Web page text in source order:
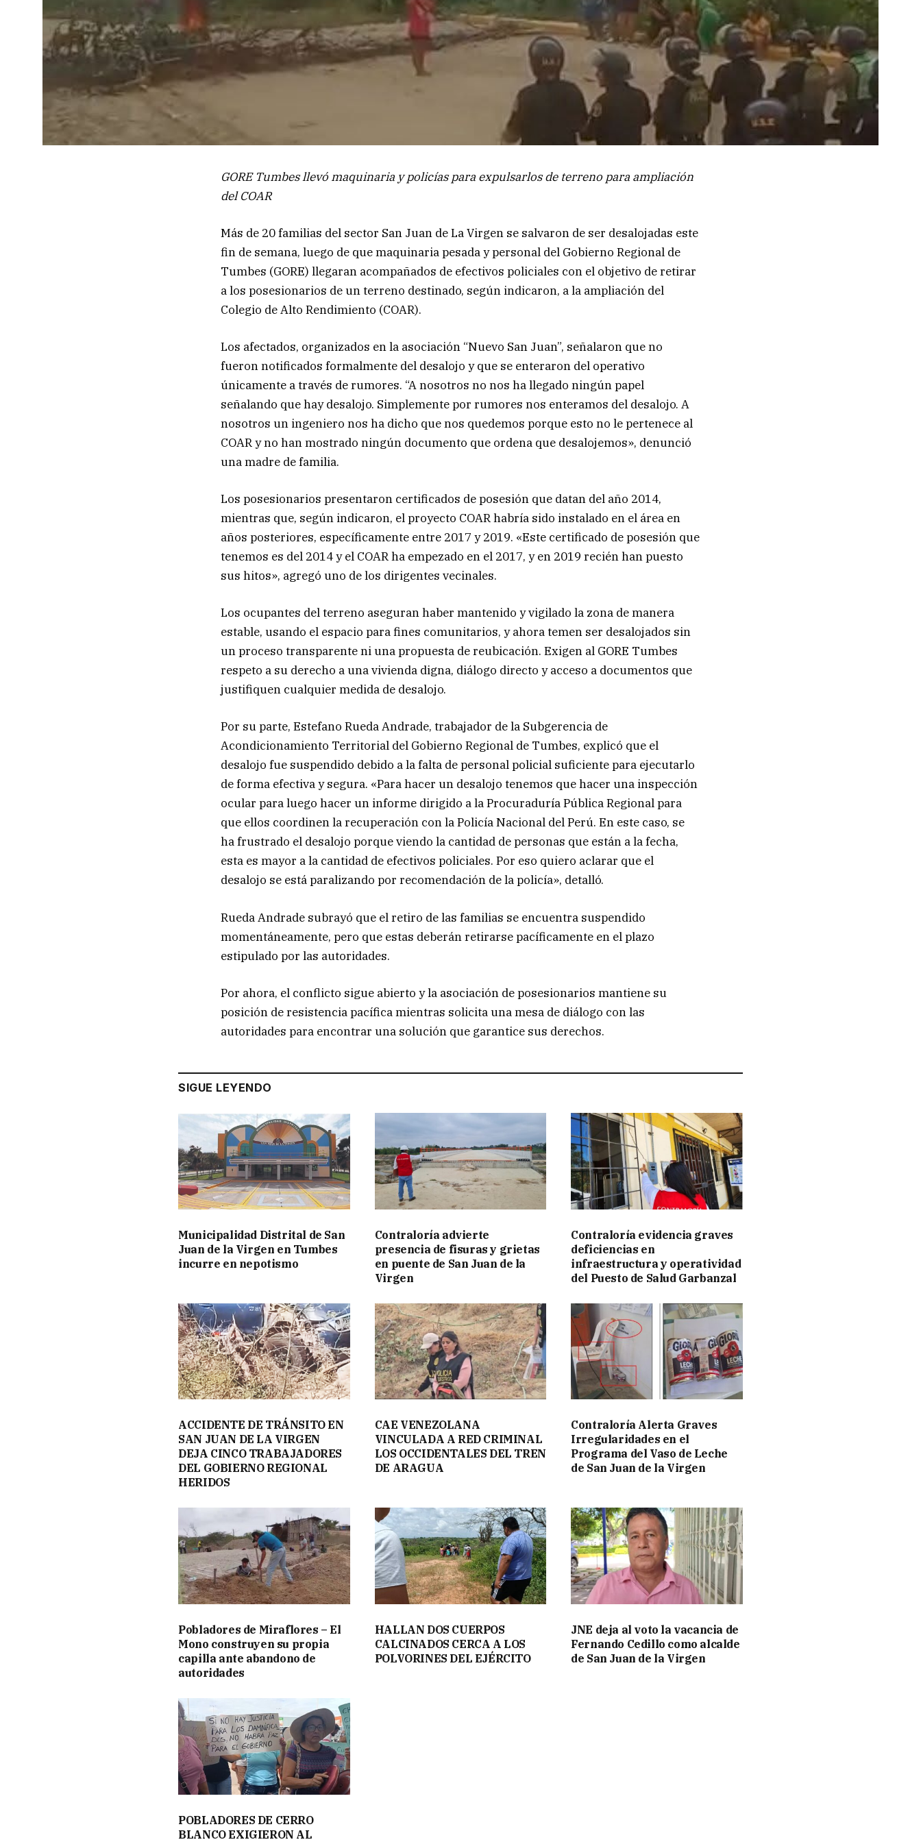
GORE Tumbes llevó maquinaria y policías para expulsarlos de terreno para ampliación
del COAR
Más de 20 familias del sector San Juan de La Virgen se salvaron de ser desalojadas este
fin de semana, luego de que maquinaria pesada y personal del Gobierno Regional de
Tumbes (GORE) llegaran acompañados de efectivos policiales con el objetivo de retirar
a los posesionarios de un terreno destinado, según indicaron, a la ampliación del
Colegio de Alto Rendimiento (COAR).
Los afectados, organizados en la asociación “Nuevo San Juan”, señalaron que no
fueron notificados formalmente del desalojo y que se enteraron del operativo
únicamente a través de rumores. “A nosotros no nos ha llegado ningún papel
señalando que hay desalojo. Simplemente por rumores nos enteramos del desalojo. A
nosotros un ingeniero nos ha dicho que nos quedemos porque esto no le pertenece al
COAR y no han mostrado ningún documento que ordena que desalojemos», denunció
una madre de familia.
Los posesionarios presentaron certificados de posesión que datan del año 2014,
mientras que, según indicaron, el proyecto COAR habría sido instalado en el área en
años posteriores, específicamente entre 2017 y 2019. «Este certificado de posesión que
tenemos es del 2014 y el COAR ha empezado en el 2017, y en 2019 recién han puesto
sus hitos», agregó uno de los dirigentes vecinales.
Los ocupantes del terreno aseguran haber mantenido y vigilado la zona de manera
estable, usando el espacio para fines comunitarios, y ahora temen ser desalojados sin
un proceso transparente ni una propuesta de reubicación. Exigen al GORE Tumbes
respeto a su derecho a una vivienda digna, diálogo directo y acceso a documentos que
justifiquen cualquier medida de desalojo.
Por su parte, Estefano Rueda Andrade, trabajador de la Subgerencia de
Acondicionamiento Territorial del Gobierno Regional de Tumbes, explicó que el
desalojo fue suspendido debido a la falta de personal policial suficiente para ejecutarlo
de forma efectiva y segura. «Para hacer un desalojo tenemos que hacer una inspección
ocular para luego hacer un informe dirigido a la Procuraduría Pública Regional para
que ellos coordinen la recuperación con la Policía Nacional del Perú. En este caso, se
ha frustrado el desalojo porque viendo la cantidad de personas que están a la fecha,
esta es mayor a la cantidad de efectivos policiales. Por eso quiero aclarar que el
desalojo se está paralizando por recomendación de la policía», detalló.
Rueda Andrade subrayó que el retiro de las familias se encuentra suspendido
momentáneamente, pero que estas deberán retirarse pacíficamente en el plazo
estipulado por las autoridades.
Por ahora, el conflicto sigue abierto y la asociación de posesionarios mantiene su
posición de resistencia pacífica mientras solicita una mesa de diálogo con las
autoridades para encontrar una solución que garantice sus derechos.
SIGUE LEYENDO
Municipalidad Distrital de San
Juan de la Virgen en Tumbes
incurre en nepotismo
Contraloría advierte
presencia de fisuras y grietas
en puente de San Juan de la
Virgen
Contraloría evidencia graves
deficiencias en
infraestructura y operatividad
del Puesto de Salud Garbanzal
ACCIDENTE DE TRÁNSITO EN
SAN JUAN DE LA VIRGEN
DEJA CINCO TRABAJADORES
DEL GOBIERNO REGIONAL
HERIDOS
CAE VENEZOLANA
VINCULADA A RED CRIMINAL
LOS OCCIDENTALES DEL TREN
DE ARAGUA
Contraloría Alerta Graves
Irregularidades en el
Programa del Vaso de Leche
de San Juan de la Virgen
Pobladores de Miraflores – El
Mono construyen su propia
capilla ante abandono de
autoridades
HALLAN DOS CUERPOS
CALCINADOS CERCA A LOS
POLVORINES DEL EJÉRCITO
JNE deja al voto la vacancia de
Fernando Cedillo como alcalde
de San Juan de la Virgen
POBLADORES DE CERRO
BLANCO EXIGIERON AL